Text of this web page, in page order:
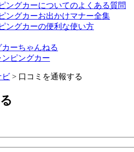
ングカーについてのよくある質問
ングカーお出かけマナー全集
ングカーの便利な使い方
ーちゃんねる
ピングカー
ビ > 口コミを通報する